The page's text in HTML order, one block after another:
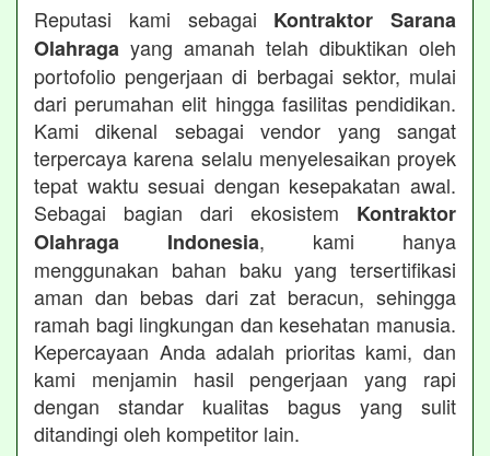
Reputasi kami sebagai Kontraktor Sarana
Olahraga yang amanah telah dibuktikan oleh
portofolio pengerjaan di berbagai sektor, mulai
dari perumahan elit hingga fasilitas pendidikan.
Kami dikenal sebagai vendor yang sangat
terpercaya karena selalu menyelesaikan proyek
tepat waktu sesuai dengan kesepakatan awal.
Sebagai bagian dari ekosistem Kontraktor
Olahraga Indonesia, kami hanya
menggunakan bahan baku yang tersertifikasi
aman dan bebas dari zat beracun, sehingga
ramah bagi lingkungan dan kesehatan manusia.
Kepercayaan Anda adalah prioritas kami, dan
kami menjamin hasil pengerjaan yang rapi
dengan standar kualitas bagus yang sulit
ditandingi oleh kompetitor lain.